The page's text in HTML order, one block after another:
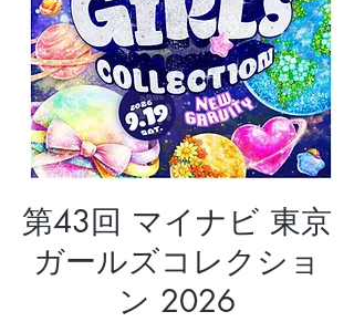
第43回 マイナビ 東京
ガールズコレクショ
ン 2026